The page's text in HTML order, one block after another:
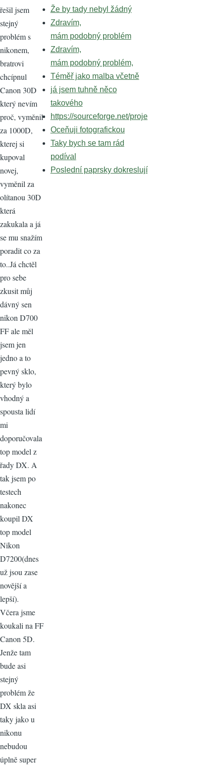
řešil jsem
stejný
problém s
nikonem,
bratrovi
chcípnul
Canon 30D
který nevím
proč, vyměnil
za 1000D,
kterej si
kupoval
novej,
vyměnil za
olítanou 30D
která
zakukala a já
se mu snažím
poradit co za
to..Já chctěl
pro sebe
zkusit můj
dávný sen
nikon D700
FF ale měl
jsem jen
jedno a to
pevný sklo,
který bylo
vhodný a
spousta lidí
mi
doporučovala
top model z
řady DX. A
tak jsem po
testech
nakonec
koupil DX
top model
Nikon
D7200(dnes
už jsou zase
novější a
lepší).
Včera jsme
koukali na FF
Canon 5D.
Jenže tam
bude asi
stejný
problém že
DX skla asi
taky jako u
nikonu
nebudou
úplně super
Že by tady nebyl žádný
Zdravím,
mám podobný problém
Zdravím,
mám podobný problém,
Téměř jako malba včetně
já jsem tuhně něco
takového
https://sourceforge.net/proje
Oceňuji fotografickou
Taky bych se tam rád
podíval
Poslední paprsky dokreslují